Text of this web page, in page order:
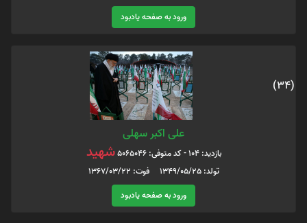
ورود به صفحه یادبود
(34)
علی اکبر سهلی
بازدید: 104 - کد متوفی: 5065046 شهید
تولد: 1349/05/25 فوت: 1367/03/22
ورود به صفحه یادبود